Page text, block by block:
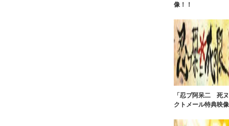
像！！
「忍ブ阿呆二 死
クトメール特典映